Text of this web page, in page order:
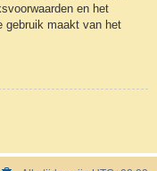
en het
gebruik maakt van het